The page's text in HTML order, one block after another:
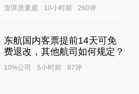
澎湃质量观 10小时前 260评
东航国内客票提前14天可免
费退改，其他航司如何规定？
10%公司 5小时前 87评